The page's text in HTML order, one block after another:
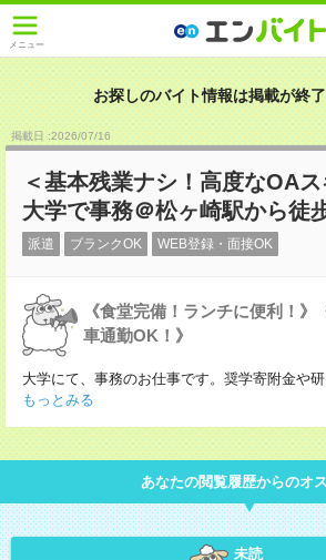
メニュー
お探しのバイト情報は掲載が終了
掲載日 :2026/07/16
＜基本残業ナシ！高度なOA
大学で事務＠松ヶ崎駅から徒
派遣 ブランクOK WEB登録・面接OK
《食堂完備！ランチに便利！》
車通勤OK！》
大学にて、事務のお仕事です。奨学寄附金や
もっとみる
あなたの閲覧履歴からのオ
未読